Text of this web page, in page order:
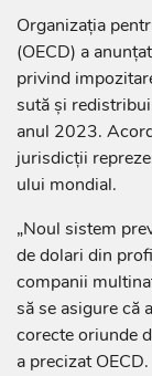
Organizaţia
(OECD) a
privind
sută şi
anul 2023.
jurisdicţii
ului mondial.
„Noul sistem
de dolari din
companii
să se asigure că
corecte oriunde
a precizat OECD.